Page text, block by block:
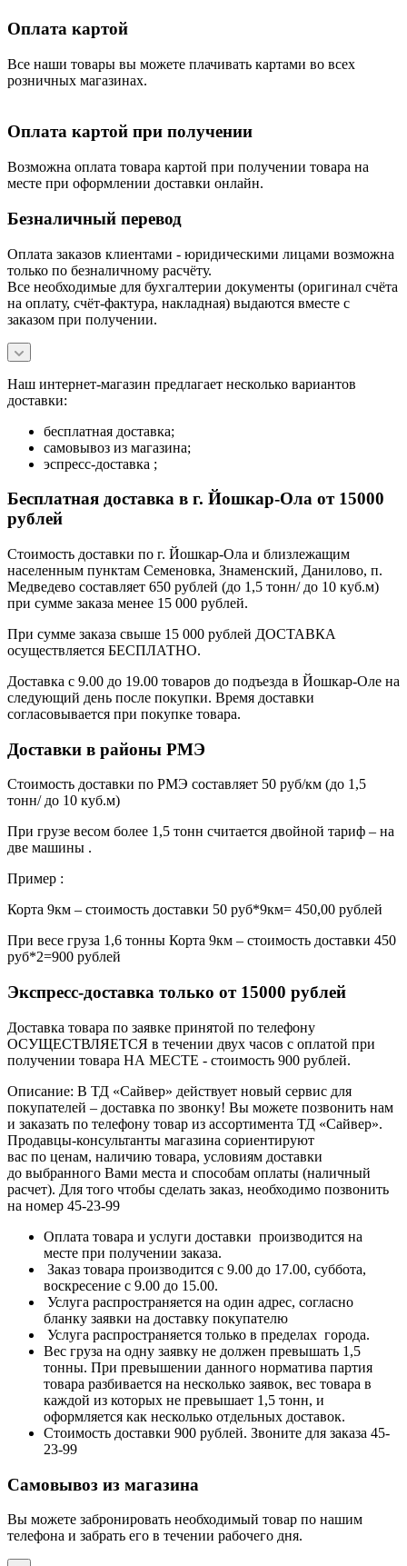
Оплата картой
Все наши товары вы можете плачивать картами во всех
розничных магазинах.
Оплата картой при получении
Возможна оплата товара картой при получении товара на
месте при оформлении доставки онлайн.
Безналичный перевод
Оплата заказов клиентами - юридическими лицами возможна
только по безналичному расчёту.
Все необходимые для бухгалтерии документы (оригинал счёта
на оплату, счёт-фактура, накладная) выдаются вместе с
заказом при получении.
Наш интернет-магазин предлагает несколько вариантов
доставки:
бесплатная доставка;
самовывоз из магазина;
эспресс-доставка ;
Бесплатная доставка в г. Йошкар-Ола от 15000
рублей
Стоимость доставки по г. Йошкар-Ола и близлежащим
населенным пунктам Семеновка, Знаменский, Данилово, п.
Медведево составляет 650 рублей (до 1,5 тонн/ до 10 куб.м)
при сумме заказа менее 15 000 рублей.
При сумме заказа свыше 15 000 рублей ДОСТАВКА
осуществляется БЕСПЛАТНО.
Доставка с 9.00 до 19.00 товаров до подъезда в Йошкар-Оле на
следующий день после покупки. Время доставки
согласовывается при покупке товара.
Доставки в районы РМЭ
Стоимость доставки по РМЭ составляет 50 руб/км (до 1,5
тонн/ до 10 куб.м)
При грузе весом более 1,5 тонн считается двойной тариф – на
две машины .
Пример :
Корта 9км – стоимость доставки 50 руб*9км= 450,00 рублей
При весе груза 1,6 тонны Корта 9км – стоимость доставки 450
руб*2=900 рублей
Экспресс-доставка только от 15000 рублей
Доставка товара по заявке принятой по телефону
ОСУЩЕСТВЛЯЕТСЯ в течении двух часов с оплатой при
получении товара НА МЕСТЕ - стоимость 900 рублей.
Описание: В ТД «Сайвер» действует новый сервис для
покупателей – доставка по звонку! Вы можете позвонить нам
и заказать по телефону товар из ассортимента ТД «Сайвер».
Продавцы-консультанты магазина сориентируют
вас по ценам, наличию товара, условиям доставки
до выбранного Вами места и способам оплаты (наличный
расчет). Для того чтобы сделать заказ, необходимо позвонить
на номер 45-23-99
Оплата товара и услуги доставки производится на
месте при получении заказа.
Заказ товара производится с 9.00 до 17.00, суббота,
воскресение с 9.00 до 15.00.
Услуга распространяется на один адрес, согласно
бланку заявки на доставку покупателю
Услуга распространяется только в пределах города.
Вес груза на одну заявку не должен превышать 1,5
тонны. При превышении данного норматива партия
товара разбивается на несколько заявок, вес товара в
каждой из которых не превышает 1,5 тонн, и
оформляется как несколько отдельных доставок.
Стоимость доставки 900 рублей. Звоните для заказа 45-
23-99
Самовывоз из магазина
Вы можете забронировать необходимый товар по нашим
телефона и забрать его в течении рабочего дня.